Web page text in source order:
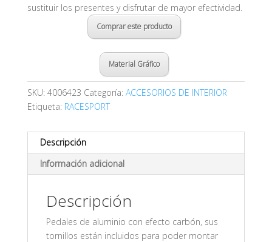
sustituir los presentes y disfrutar de mayor efectividad.
Comprar este producto
Material Gráfico
SKU: 4006423 Categoría: ACCESORIOS DE INTERIOR
Etiqueta: RACESPORT
Descripción
Información adicional
Descripción
Pedales de aluminio con efecto carbón, sus
tornillos están incluidos para poder montar